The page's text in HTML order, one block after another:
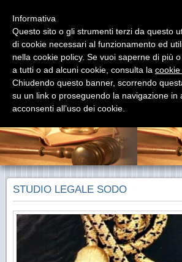
STUDIO
Avvocato Antonio Roberto
STUDIO LEGALE SODO
Informativa
Questo sito o gli strumenti terzi da questo
di cookie necessari al funzionamento ed
nella cookie policy. Se vuoi saperne di più
a tutti o ad alcuni cookie, consulta la cookie
Chiudendo questo banner, scorrendo
su un link o proseguendo la navigazione in
acconsenti all’uso dei cookie.